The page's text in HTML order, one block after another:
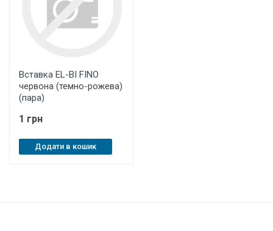
Вставка EL-BI FINO
червона (темно-рожева)
(пара)
1 грн
Додати в кошик